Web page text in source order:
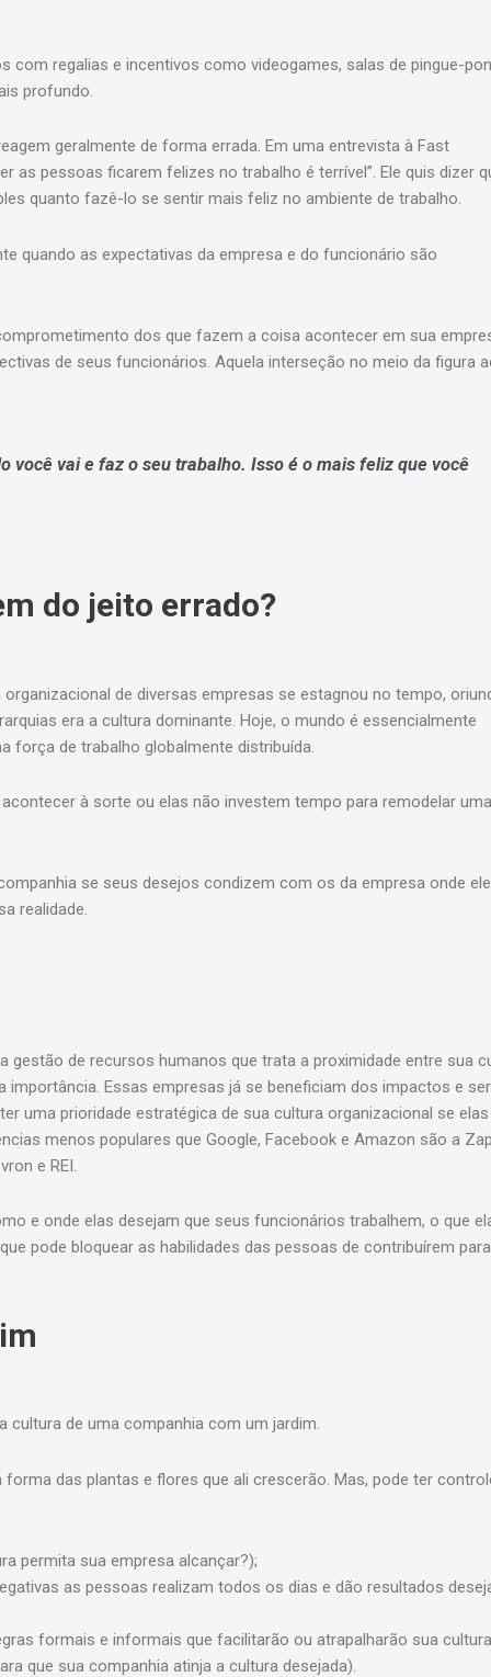
regalias e incentivos como videogames, salas de pingue-
profundo.
geralmente de forma errada. Em uma entrevista à Fast
as pessoas ficarem felizes no trabalho é terrível”. Ele quis dizer
quanto fazê-lo se sentir mais feliz no ambiente de trabalho.
quando as expectativas da empresa e do funcionário são
dos que fazem a coisa acontecer em sua
de seus funcionários. Aquela interseção no meio da figura
você vai e faz o seu trabalho. Isso é o mais feliz que você
do jeito errado?
organizacional de diversas empresas se estagnou no tempo,
era a cultura dominante. Hoje, o mundo é essencialmente
força de trabalho globalmente distribuída.
à sorte ou elas não investem tempo para remodelar uma
se seus desejos condizem com os da empresa onde ele
realidade.
gestão de recursos humanos que trata a proximidade entre sua
Essas empresas já se beneficiam dos impactos e
uma prioridade estratégica de sua cultura organizacional se elas
menos populares que Google, Facebook e Amazon são a
e REI.
e onde elas desejam que seus funcionários trabalhem, o que
pode bloquear as habilidades das pessoas de contribuírem
cultura de uma companhia com um jardim.
das plantas e flores que ali crescerão. Mas, pode ter
permita sua empresa alcançar?);
as pessoas realizam todos os dias e dão resultados
formais e informais que facilitarão ou atrapalharão sua
que sua companhia atinja a cultura desejada).